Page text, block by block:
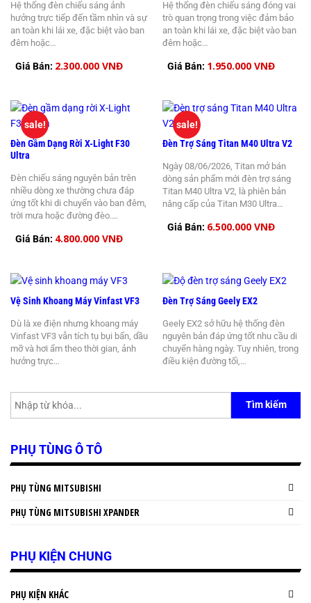
Hệ thống đèn chiếu sáng ảnh
hưởng trực tiếp đến tầm nhìn và sự
an toàn khi lái xe, đặc biệt vào ban
đêm hoặc…
Giá Bán: 2.300.000 VNĐ
Hệ thống đèn chiếu sáng đóng vai
trò quan trọng trong việc đảm bảo
an toàn khi lái xe, đặc biệt vào ban
đêm hoặc…
Giá Bán: 1.950.000 VNĐ
Đèn Gầm Dạng Rời X-Light F30
Ultra
Đèn chiếu sáng nguyên bản trên
nhiều dòng xe thường chưa đáp
ứng tốt khi di chuyển vào ban đêm,
trời mưa hoặc đường đèo.…
Giá Bán: 4.800.000 VNĐ
sale!
Đèn Trợ Sáng Titan M40 Ultra V2
Ngày 08/06/2026, Titan mở bán
dòng sản phẩm mới đèn trợ sáng
Titan M40 Ultra V2, là phiên bản
nâng cấp của Titan M30 Ultra…
Giá Bán: 6.500.000 VNĐ
sale!
Vệ Sinh Khoang Máy Vinfast VF3
Dù là xe điện nhưng khoang máy
Vinfast VF3 vẫn tích tụ bụi bẩn, dầu
mỡ và hơi ẩm theo thời gian, ảnh
hưởng trực…
Đèn Trợ Sáng Geely EX2
Geely EX2 sở hữu hệ thống đèn
nguyên bản đáp ứng tốt nhu cầu di
chuyển hàng ngày. Tuy nhiên, trong
điều kiện đường tối,…
Tìm kiếm
PHỤ TÙNG Ô TÔ
PHỤ TÙNG MITSUBISHI
PHỤ TÙNG MITSUBISHI XPANDER
PHỤ KIỆN CHUNG
PHỤ KIỆN KHÁC